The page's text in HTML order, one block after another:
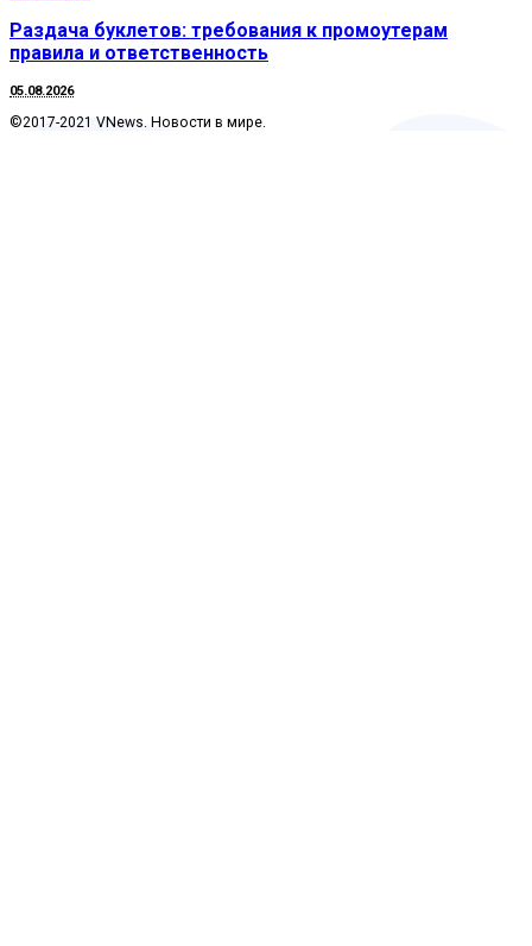
Раздача буклетов: требования к промоутерам
правила и ответственность
05.08.2026
©2017-2021 VNews. Новости в мире.